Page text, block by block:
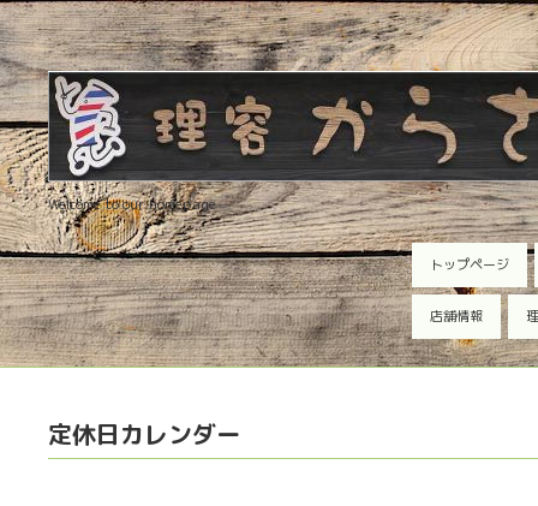
Welcome to our homepage
トップページ
店舗情報
定休日カレンダー